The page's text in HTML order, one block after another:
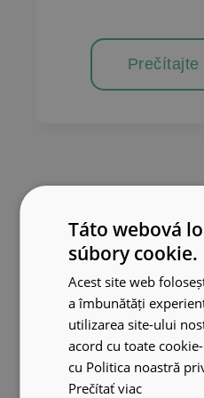
Prečítajte
Táto webová
súbory cookie.
Acest site web
a îmbunătăți
utilizarea site-ului
acord cu toate
cu Politica noastră
Prečítať viac